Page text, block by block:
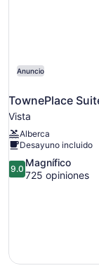
Anuncio
TownePlace
Vista
Alberca
Desayuno incluido
9.0
de
9.0
Magnífico
725 opiniones